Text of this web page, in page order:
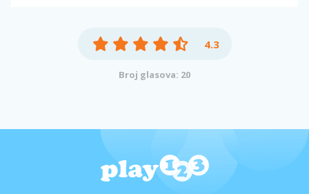
4.3
Broj glasova: 20